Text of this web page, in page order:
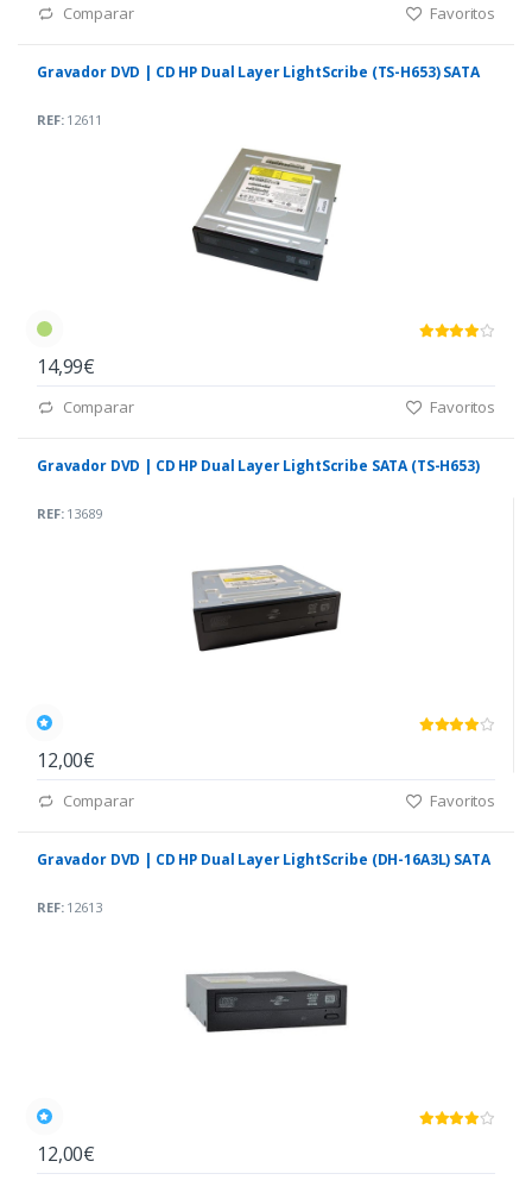
Comparar Favoritos
Gravador DVD | CD HP Dual Layer LightScribe (TS-H653) SATA
REF:12611
14,99€
Comparar Favoritos
Gravador DVD | CD HP Dual Layer LightScribe SATA (TS-H653)
REF:13689
12,00€
Comparar Favoritos
Gravador DVD | CD HP Dual Layer LightScribe (DH-16A3L) SATA
REF:12613
12,00€